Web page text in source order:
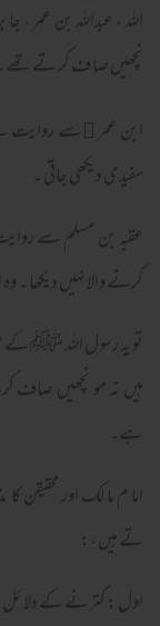
اللہ ، عبداللہ بن عمر ،
نچھیں صا ف کر تے تھے ۔
ابن عمر
سے روایت
سفیدی دیکھی جاتی ۔
عقبہ بن مسلم سے
کرنے والا نہیں دیکھا
تو یہ رسو ل اللہ ﷺ
ہیں نہ مو نچھیں صاف
ہے۔
اما م ما لک اور
تے ہیں ،:
اول : کترنے کے دلا ئل